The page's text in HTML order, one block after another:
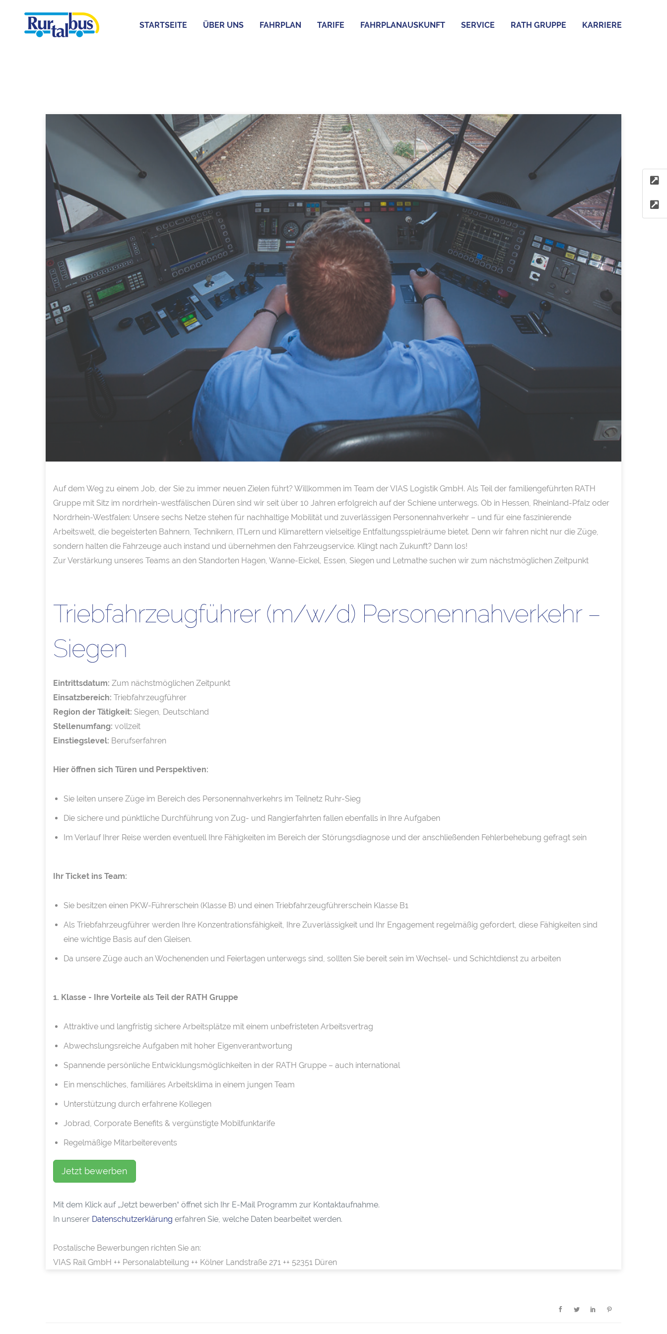
STARTSEITE ÜBER UNS FAHRPLAN TARIFE FAHRPLANAUSKUNFT SERVICE RATH GRUPPE KARRIERE
Auf dem Weg zu einem Job, der Sie zu immer neuen Zielen führt? Willkommen im Team der VIAS Logistik GmbH. Als Teil der familiengeführten RATH
Gruppe mit Sitz im nordrhein-westfälischen Düren sind wir seit über 10 Jahren erfolgreich auf der Schiene unterwegs. Ob in Hessen, Rheinland-Pfalz oder
Nordrhein-Westfalen: Unsere sechs Netze stehen für nachhaltige Mobilität und zuverlässigen Personennahverkehr – und für eine faszinierende
Arbeitswelt, die begeisterten Bahnern, Technikern, ITLern und Klimarettern vielseitige Entfaltungsspielräume bietet. Denn wir fahren nicht nur die Züge,
sondern halten die Fahrzeuge auch instand und übernehmen den Fahrzeugservice. Klingt nach Zukunft? Dann los!
Zur Verstärkung unseres Teams an den Standorten Hagen, Wanne-Eickel, Essen, Siegen und Letmathe suchen wir zum nächstmöglichen Zeitpunkt
Triebfahrzeugführer (m/w/d) Personennahverkehr –
Siegen
Eintrittsdatum: Zum nächstmöglichen Zeitpunkt
Einsatzbereich: Triebfahrzeugführer
Region der Tätigkeit: Siegen, Deutschland
Stellenumfang: vollzeit
Einstiegslevel: Berufserfahren
Hier öffnen sich Türen und Perspektiven:
Sie leiten unsere Züge im Bereich des Personennahverkehrs im Teilnetz Ruhr-Sieg
Die sichere und pünktliche Durchführung von Zug- und Rangierfahrten fallen ebenfalls in Ihre Aufgaben
Im Verlauf Ihrer Reise werden eventuell Ihre Fähigkeiten im Bereich der Störungsdiagnose und der anschließenden Fehlerbehebung gefragt sein
Ihr Ticket ins Team:
Sie besitzen einen PKW-Führerschein (Klasse B) und einen Triebfahrzeugführerschein Klasse B1
Als Triebfahrzeugführer werden Ihre Konzentrationsfähigkeit, Ihre Zuverlässigkeit und Ihr Engagement regelmäßig gefordert, diese Fähigkeiten sind
eine wichtige Basis auf den Gleisen.
Da unsere Züge auch an Wochenenden und Feiertagen unterwegs sind, sollten Sie bereit sein im Wechsel- und Schichtdienst zu arbeiten
1. Klasse - Ihre Vorteile als Teil der RATH Gruppe
Attraktive und langfristig sichere Arbeitsplätze mit einem unbefristeten Arbeitsvertrag
Abwechslungsreiche Aufgaben mit hoher Eigenverantwortung
Spannende persönliche Entwicklungsmöglichkeiten in der RATH Gruppe – auch international
Ein menschliches, familiäres Arbeitsklima in einem jungen Team
Unterstützung durch erfahrene Kollegen
Jobrad, Corporate Benefits & vergünstigte Mobilfunktarife
Regelmäßige Mitarbeiterevents
Jetzt bewerben
Mit dem Klick auf „Jetzt bewerben“ öffnet sich Ihr E-Mail Programm zur Kontaktaufnahme.
In unserer Datenschutzerklärung erfahren Sie, welche Daten bearbeitet werden.
Postalische Bewerbungen richten Sie an:
VIAS Rail GmbH ++ Personalabteilung ++ Kölner Landstraße 271 ++ 52351 Düren